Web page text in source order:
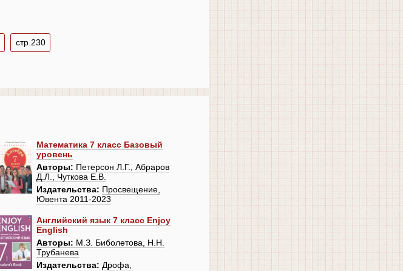
стр.230
Математика 7 класс Базовый
уровень
Авторы: Петерсон Л.Г., Абраров
Д.Л., Чуткова Е.В.
Издательства: Просвещение,
Ювента 2011-2023
Английский язык 7 класс Enjoy
English
Авторы: М.З. Биболетова, Н.Н.
Трубанева
Издательства: Дрофа,